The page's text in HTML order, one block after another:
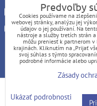
Facebook
Instagram
UPOZORNENIE:
Platba kartou nie je možná
Predvoľby
Cookies používame na
webovej stránky, analýzu jej
údajov o jej používaní. Na
nástroje a služby tretích strán
môžu preniesť k partnerom v
krajinách. Kliknutím na „Prijať
svoj súhlas s týmto
podrobné informácie alebo
Zásady
Ukázať podrobnosti